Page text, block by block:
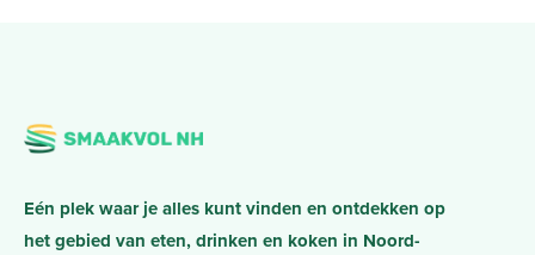
Eén plek waar je alles kunt vinden en ontdekken op
het gebied van eten, drinken en koken in Noord-